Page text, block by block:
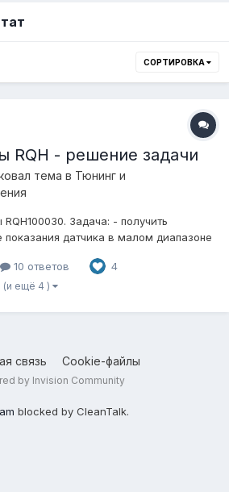
СОРТИРОВКА
RQH - решение задачи
тема в Тюнинг и
Задача: - получить
датчика в малом диапазоне
недостаток - его плечо слишком
длине штанги, из-за чего, порой,
10 ответов 4
(и ещё 4 )
связь Cookie-файлы
by Invision Community
blocked by CleanTalk.